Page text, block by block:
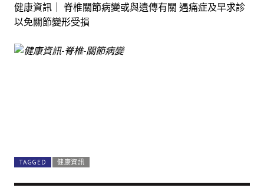
健康資訊｜ 脊椎關節病變或與遺傳有關 遇痛症及早求診
以免關節變形受損
TAGGED 健康資訊